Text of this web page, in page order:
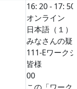
16: 20 - 17: 50
オンライン
日本語（１）
みなさんの疑
111-Eワーク
皆様
00